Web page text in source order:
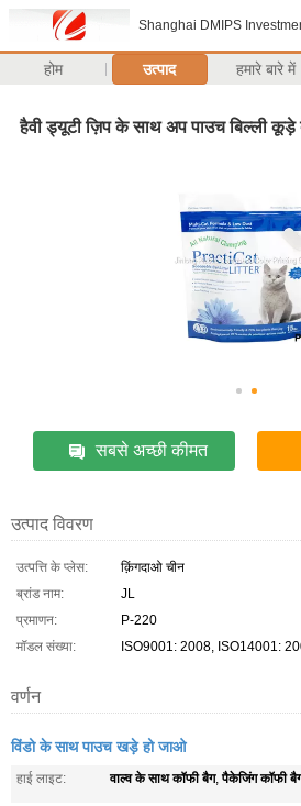
Shanghai DMIPS
होम उत्पाद हमारे बारे में
हैवी ड्यूटी ज़िप के साथ अप पाउच बिल्ली
सबसे अच्छी कीमत
उत्पाद विवरण
उत्पत्ति के प्लेस:
क़िंगदाओ चीन
ब्रांड नाम:
JL
प्रमाणन:
P-220
मॉडल संख्या:
ISO9001: 2008, ISO14001:
वर्णन
विंडो के साथ पाउच खड़े हो जाओ
हाई लाइट: वाल्व के साथ कॉफी बैग,पैकेजिंग कॉफी